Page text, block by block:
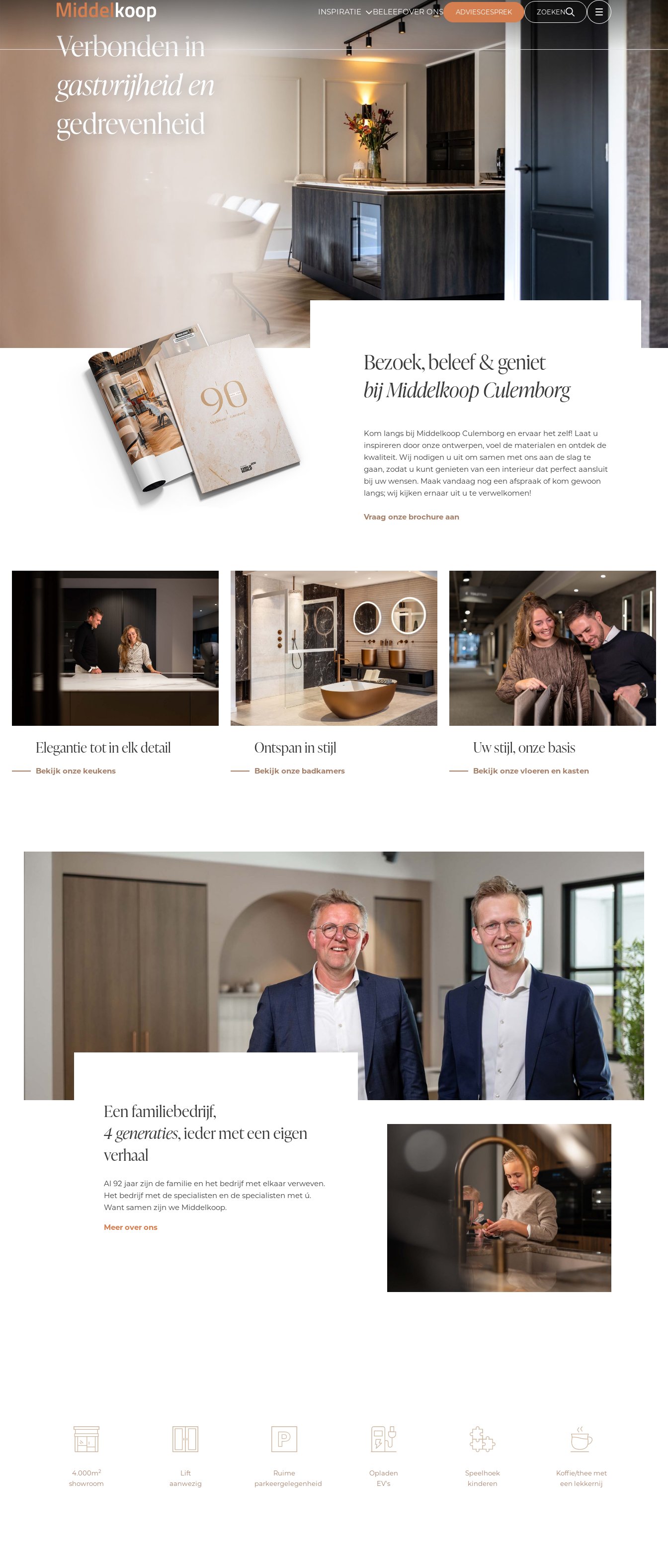
INSPIRATIE BELEEFOVER ONS ADVIESGESPREK ZOEKEN
Verbonden in
gastvrijheid en
gedrevenheid
Bezoek, beleef & geniet
bij Middelkoop Culemborg
Kom langs bij Middelkoop Culemborg en ervaar het zelf! Laat u
inspireren door onze ontwerpen, voel de materialen en ontdek de
kwaliteit. Wij nodigen u uit om samen met ons aan de slag te
gaan, zodat u kunt genieten van een interieur dat perfect aansluit
bij uw wensen. Maak vandaag nog een afspraak of kom gewoon
langs; wij kijken ernaar uit u te verwelkomen!
Vraag onze brochure aan
Elegantie tot in elk detail
Bekijk onze keukens
Ontspan in stijl
Bekijk onze badkamers
Uw stijl, onze basis
Bekijk onze vloeren en kasten
Een familiebedrijf,
4 generaties, ieder met een eigen
verhaal
Al 92 jaar zijn de familie en het bedrijf met elkaar verweven.
Het bedrijf met de specialisten en de specialisten met ú.
Want samen zijn we Middelkoop.
Meer over ons
4.000m2
showroom
Lift
aanwezig
Ruime
parkeergelegenheid
Opladen
EV's
Speelhoek
kinderen
Koffie/thee met
een lekkernij